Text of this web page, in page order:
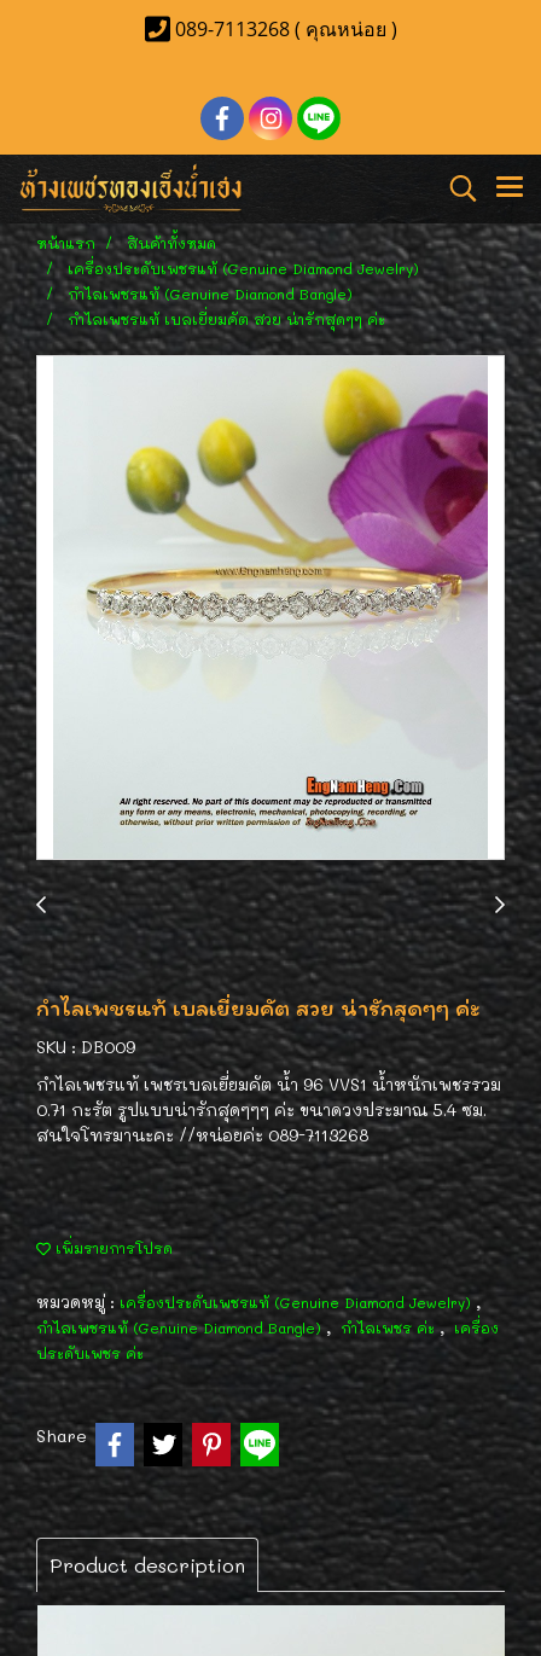
089-7113268 ( คุณหน่อย )
หน้าแรก
สินค้าทั้งหมด
เครื่องประดับเพชรแท้ (Genuine Diamond Jewelry)
กำไลเพชรแท้ (Genuine Diamond Bangle)
กำไลเพชรแท้ เบลเยี่ยมคัต สวย น่ารักสุดๆๆ ค่ะ
กำไลเพชรแท้ เบลเยี่ยมคัต สวย น่ารักสุดๆๆ ค่ะ
SKU : DB009
กำไลเพชรแท้ เพชรเบลเยี่ยมคัต น้ำ 96 VVS1 น้ำหนักเพชรรวม
0.71 กะรัต รูปแบบน่ารักสุดๆๆๆ ค่ะ ขนาดวงประมาณ 5.4 ซม.
สนใจโทรมานะคะ //หน่อยค่ะ 089-7113268
เพิ่มรายการโปรด
หมวดหมู่ : เครื่องประดับเพชรแท้ (Genuine Diamond Jewelry),
กำไลเพชรแท้ (Genuine Diamond Bangle) , กำไลเพชร ค่ะ, เครื่อง
ประดับเพชร ค่ะ
Share
Product description